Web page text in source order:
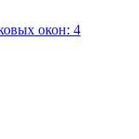
окон: 4